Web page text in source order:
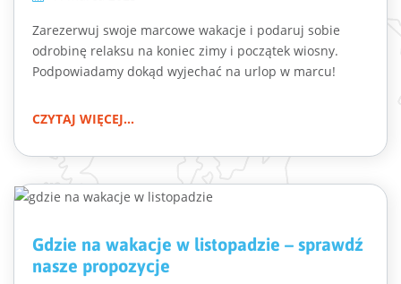
Zarezerwuj swoje marcowe wakacje i podaruj sobie
odrobinę relaksu na koniec zimy i początek wiosny.
Podpowiadamy dokąd wyjechać na urlop w marcu!
CZYTAJ WIĘCEJ...
Gdzie na wakacje w listopadzie – sprawdź
nasze propozycje